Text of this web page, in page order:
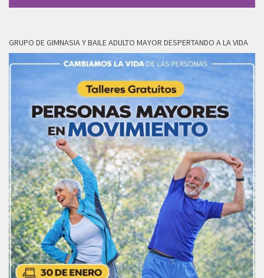
GRUPO DE GIMNASIA Y BAILE ADULTO MAYOR DESPERTANDO A LA VIDA